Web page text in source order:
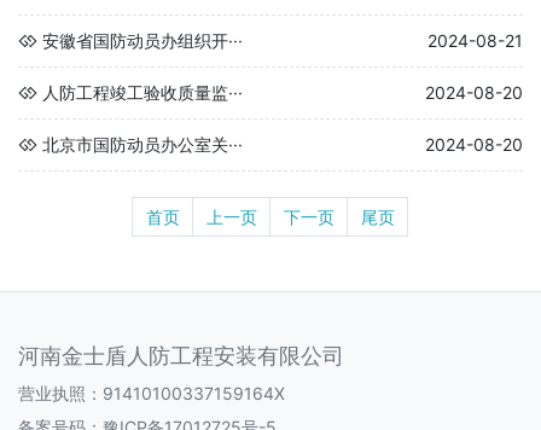
安徽省国防动员办组织开··· 2024-08-21
人防工程竣工验收质量监··· 2024-08-20
北京市国防动员办公室关··· 2024-08-20
首页 上一页 下一页 尾页
河南金士盾人防工程安装有限公司
营业执照：91410100337159164X